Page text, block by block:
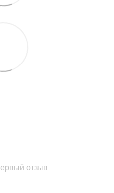
отзыв